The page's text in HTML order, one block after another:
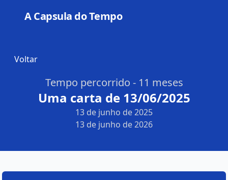
A Capsula do Tempo
Voltar
Tempo percorrido - 11 meses
Uma carta de 13/06/2025
13 de junho de 2025
13 de junho de 2026